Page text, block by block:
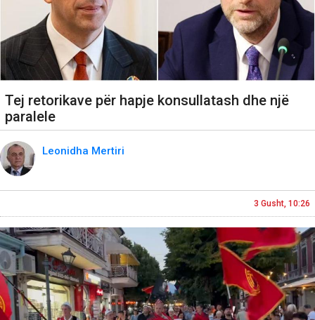
Tej retorikave për hapje konsullatash dhe një
paralele
Leonidha Mertiri
3 Gusht, 10:26